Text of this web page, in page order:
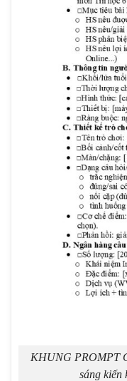
KHUNG PROMPT
sáng kiến